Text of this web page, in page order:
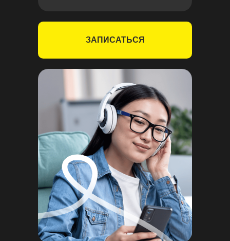
ЗАПИСАТЬСЯ